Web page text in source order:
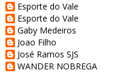
Esporte do Vale
Esporte do Vale
Gaby Medeiros
Joao Filho
José Ramos SJS
WANDER NOBREGA